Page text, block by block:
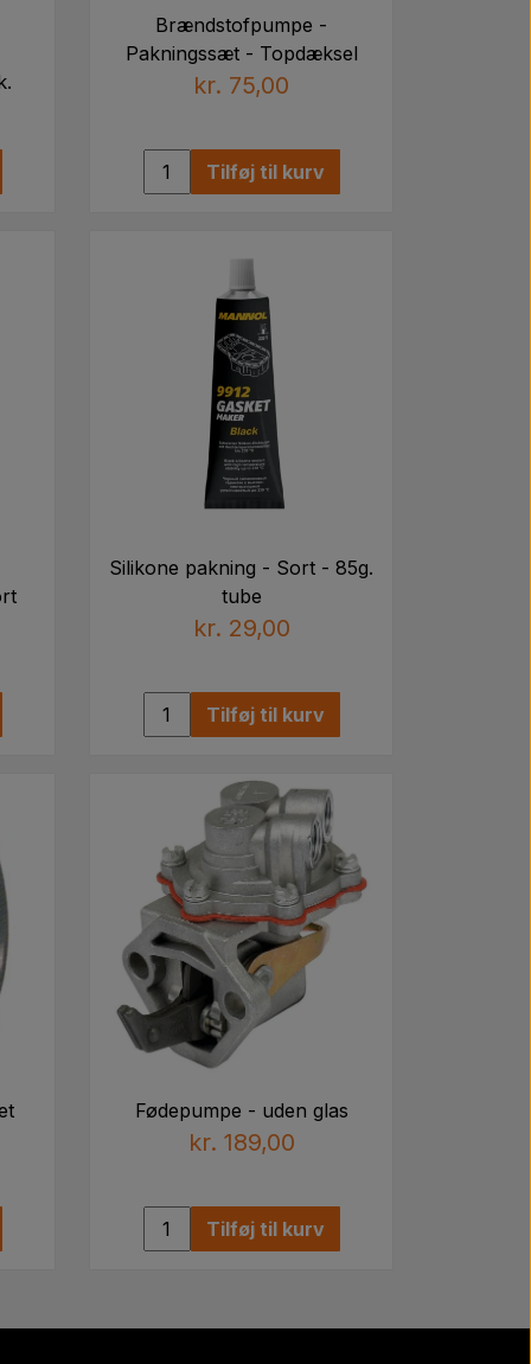
1802271M1, 851890M1
26560017, 26561117, 500043,
855589600, 7701456925, 7701456923
Brændstofpumpe -
Pakningssæt - Topdæksel
kr. 75,00
Tilføj til kurv
Silikone pakning - Sort - 85g.
tube
kr. 29,00
Tilføj til kurv
Fødepumpe - uden glas
kr. 189,00
Tilføj til kurv